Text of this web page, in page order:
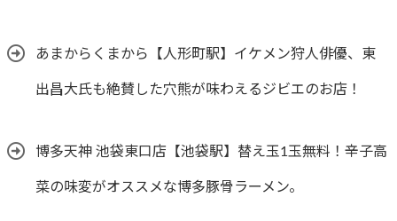
あまからくまから【人形町駅】イケメン狩人俳優、東
出昌大氏も絶賛した穴熊が味わえるジビエのお店！
博多天神 池袋東口店【池袋駅】替え玉1玉無料！辛子高
菜の味変がオススメな博多豚骨ラーメン。